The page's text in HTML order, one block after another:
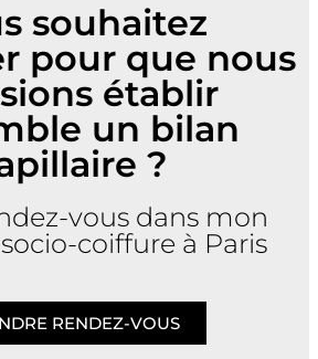
souhaitez
pour que nous
établir
un bilan
?
vous dans mon
coiffure à Paris
RENDEZ-VOUS